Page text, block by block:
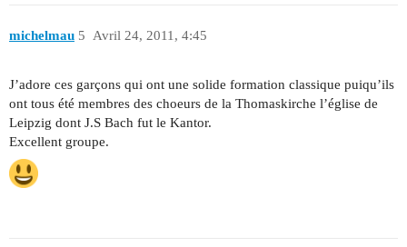
michelmau Avril 24, 2011, 4:45
5
J’adore ces garçons qui ont une solide formation classique puiqu’ils
ont tous été membres des choeurs de la Thomaskirche l’église de
Leipzig dont J.S Bach fut le Kantor.
Excellent groupe.